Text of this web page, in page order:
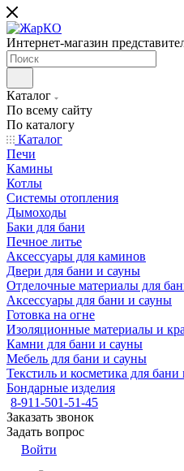
Интернет-магазин
Каталог
По всему сайту
По каталогу
Каталог
Печи
Камины
Котлы
Системы отопления
Дымоходы
Баки для бани
Печное литье
Аксессуары для каминов
Двери для бани и сауны
Отделочные материалы для
Аксессуары для бани и сауны
Готовка на огне
Изоляционные материалы и
Камни для бани и сауны
Мебель для бани и сауны
Текстиль и косметика для
Бондарные изделия
8-911-501-51-45
Заказать звонок
Задать вопрос
Войти